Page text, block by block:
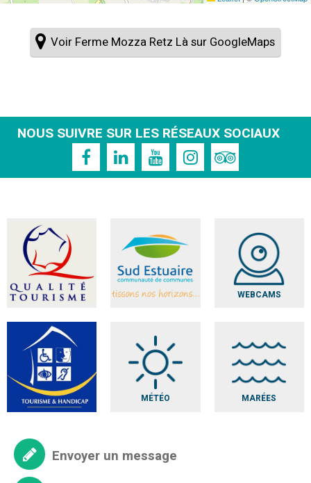
Voir Ferme Mozza Retz Là sur GoogleMaps
NOUS SUIVRE SUR LES RÉSEAUX SOCIAUX
WEBCAMS
MÉTÉO MARÉES
Envoyer un message